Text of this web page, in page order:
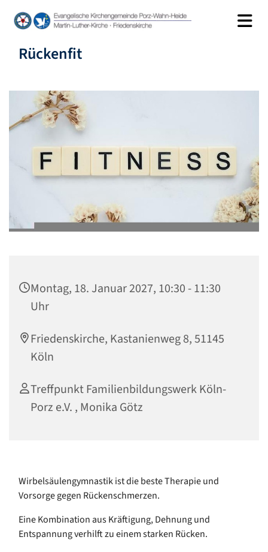
Rückenfit
Montag, 18. Januar 2027, 10:30 - 11:30
Uhr
Friedenskirche, Kastanienweg 8, 51145
Köln
Treffpunkt Familienbildungswerk Köln-
Porz e.V. , Monika Götz
Wirbelsäulengymnastik ist die beste Therapie und
Vorsorge gegen Rückenschmerzen.
Eine Kombination aus Kräftigung, Dehnung und
Entspannung verhilft zu einem starken Rücken.